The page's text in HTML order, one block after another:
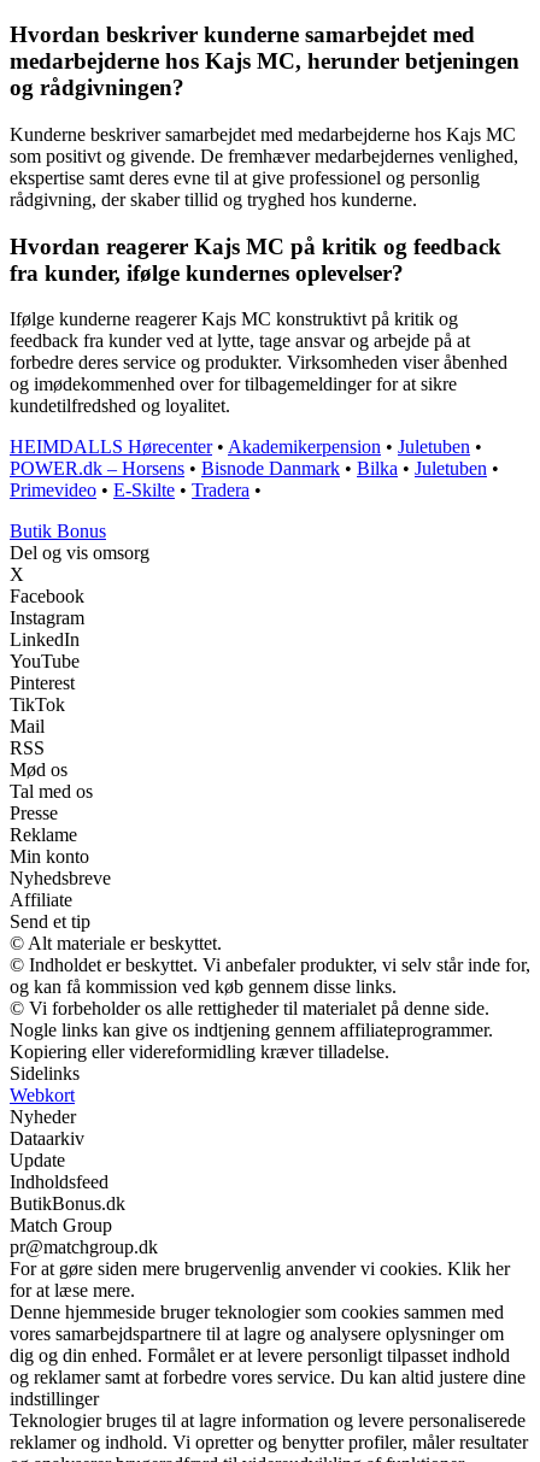
Hvordan beskriver kunderne samarbejdet med
medarbejderne hos Kajs MC, herunder betjeningen
og rådgivningen?
Kunderne beskriver samarbejdet med medarbejderne hos Kajs MC
som positivt og givende. De fremhæver medarbejdernes venlighed,
ekspertise samt deres evne til at give professionel og personlig
rådgivning, der skaber tillid og tryghed hos kunderne.
Hvordan reagerer Kajs MC på kritik og feedback
fra kunder, ifølge kundernes oplevelser?
Ifølge kunderne reagerer Kajs MC konstruktivt på kritik og
feedback fra kunder ved at lytte, tage ansvar og arbejde på at
forbedre deres service og produkter. Virksomheden viser åbenhed
og imødekommenhed over for tilbagemeldinger for at sikre
kundetilfredshed og loyalitet.
HEIMDALLS Hørecenter• Akademikerpension • Juletuben •
POWER.dk – Horsens • Bisnode Danmark • Bilka • Juletuben •
Primevideo • E-Skilte • Tradera •
Butik Bonus
Del og vis omsorg
X
Facebook
Instagram
LinkedIn
YouTube
Pinterest
TikTok
Mail
RSS
Mød os
Tal med os
Presse
Reklame
Min konto
Nyhedsbreve
Affiliate
Send et tip
© Alt materiale er beskyttet.
© Indholdet er beskyttet. Vi anbefaler produkter, vi selv står inde for,
og kan få kommission ved køb gennem disse links.
© Vi forbeholder os alle rettigheder til materialet på denne side.
Nogle links kan give os indtjening gennem affiliateprogrammer.
Kopiering eller videreformidling kræver tilladelse.
Sidelinks
Webkort
Nyheder
Dataarkiv
Update
Indholdsfeed
ButikBonus.dk
Match Group
pr@matchgroup.dk
For at gøre siden mere brugervenlig anvender vi cookies. Klik her
for at læse mere.
Denne hjemmeside bruger teknologier som cookies sammen med
vores samarbejdspartnere til at lagre og analysere oplysninger om
dig og din enhed. Formålet er at levere personligt tilpasset indhold
og reklamer samt at forbedre vores service. Du kan altid justere dine
indstillinger
Teknologier bruges til at lagre information og levere personaliserede
reklamer og indhold. Vi opretter og benytter profiler, måler resultater